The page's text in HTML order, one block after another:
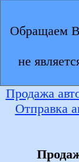
Обращаем
не
Продажа
Отправка